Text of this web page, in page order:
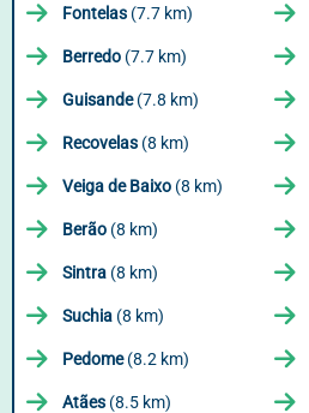
Fontelas (7.7 km)
Berredo (7.7 km)
Guisande(7.8 km)
Recovelas (8 km)
Veiga de Baixo (8 km)
Berão (8 km)
Sintra (8 km)
Suchia (8 km)
Pedome(8.2 km)
Atães (8.5 km)